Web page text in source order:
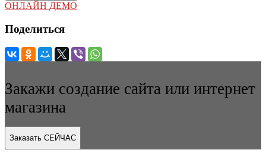
ОНЛАЙН ДЕМО
Поделиться
Закажи создание сайта или интернет
магазина
Заказать СЕЙЧАС